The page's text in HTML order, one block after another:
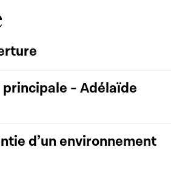
- Adélaïde
d’un environnement